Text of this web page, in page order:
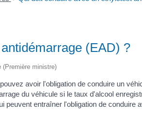
(EAD) ?
(Première ministre)
avoir l'obligation de conduire un
du véhicule si le taux d'alcool
entraîner l'obligation de conduire